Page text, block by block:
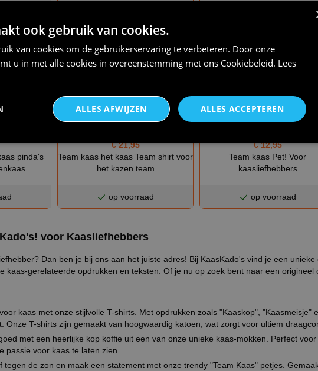
pinda's
€ 21,95
Team kaas het kaas Team shirt voor
het kazen team
op voorraad
€ 12,95
Team kaas Pet! Voor
kaasliefhebbers
op voorraad
voor Kaasliefhebbers
Dan ben je bij ons aan het juiste adres! Bij KaasKado's vind je een
kaas-gerelateerde opdrukken en teksten. Of je nu op zoek bent naar een
kaas met onze stijlvolle T-shirts. Met opdrukken zoals "Kaaskop", "Kaasmeisje"
Onze T-shirts zijn gemaakt van hoogwaardig katoen, wat zorgt voor ultiem
met een heerlijke kop koffie uit een van onze unieke kaas-mokken. Perfect
passie voor kaas te laten zien.
tegen de zon en maak een statement met onze trendy "Team Kaas" petjes.
ook gebruik van cookies.
van cookies om de gebruikerservaring te verbeteren. Door onze
u in met alle cookies in overeenstemming met ons Cookiebeleid. Lees
ALLES ACCEPTEREN
ALLES AFWIJZEN